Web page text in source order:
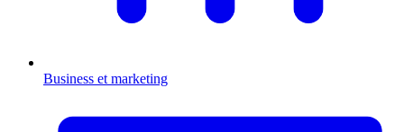
Business et marketing